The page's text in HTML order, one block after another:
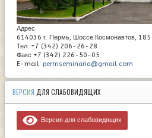
Адрес
614036 г. Пермь, Шоссе Космонавтов, 185
Тел. +7 (342) 206-26-28
Факс +7 (342) 226-50-05
E-mail: permseminaria@gmail.com
ВЕРСИЯ ДЛЯ СЛАБОВИДЯЩИХ
Версия для слабовидящих